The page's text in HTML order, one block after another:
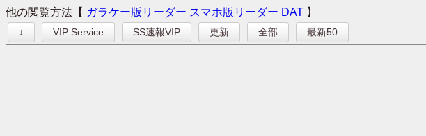
他の閲覧方法【 ガラケー版リーダー スマホ版リーダー DAT 】
↓ VIP Service SS速報VIP 更新 全部 最新50